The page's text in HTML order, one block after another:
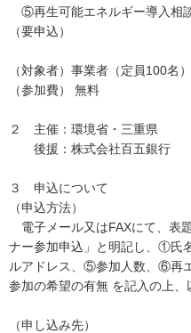
⑤再生可能エネルギー導入相
（要申込）
（対象者）事業者（定員100名）
（参加費） 無料
２ 主催：環境省・三重県
後援：株式会社百五銀行
３ 申込について
（申込方法）
電子メール又はFAXにて、表
ナー参加申込」と明記し、①
ルアドレス、⑤参加人数、⑥再
参加の希望の有無 を記入の上、
（申し込み先）